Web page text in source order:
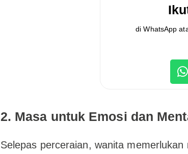
di WhatsApp
2. Masa untuk Emosi dan
Selepas perceraian, wanita